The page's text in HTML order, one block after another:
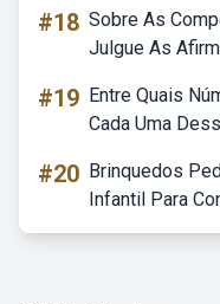
#18 Sobre As
Julgue As
#19 Entre Quais
Cada Uma
#20 Brinquedos
Infantil Para